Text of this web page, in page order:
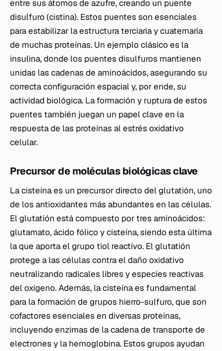
entre sus átomos de azufre, creando un puente
disulfuro (cistina). Estos puentes son esenciales
para estabilizar la estructura terciaria y cuaternaria
de muchas proteínas. Un ejemplo clásico es la
insulina, donde los puentes disulfuros mantienen
unidas las cadenas de aminoácidos, asegurando su
correcta configuración espacial y, por ende, su
actividad biológica. La formación y ruptura de estos
puentes también juegan un papel clave en la
respuesta de las proteínas al estrés oxidativo
celular.
Precursor de moléculas biológicas clave
La cisteína es un precursor directo del glutatión, uno
de los antioxidantes más abundantes en las células.
El glutatión está compuesto por tres aminoácidos:
glutamato, ácido fólico y cisteína, siendo esta última
la que aporta el grupo tiol reactivo. El glutatión
protege a las células contra el daño oxidativo
neutralizando radicales libres y especies reactivas
del oxígeno. Además, la cisteína es fundamental
para la formación de grupos hierro-sulfuro, que son
cofactores esenciales en diversas proteínas,
incluyendo enzimas de la cadena de transporte de
electrones y la hemoglobina. Estos grupos ayudan